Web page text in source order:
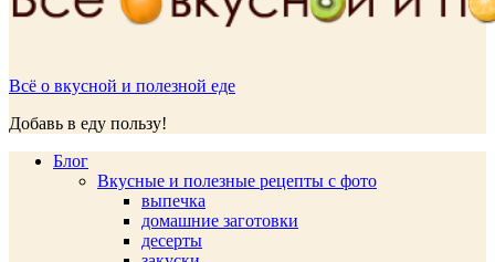
Всё о вкусной и полезной еде
Добавь в еду пользу!
Блог
Вкусные и полезные рецепты с фото
выпечка
домашние заготовки
десерты